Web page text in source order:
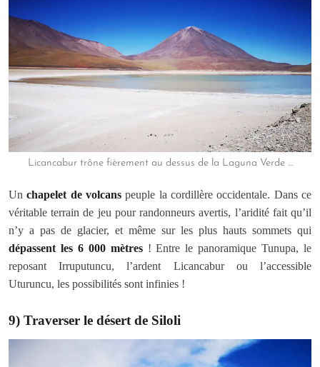
Licancabur trône fièrement au dessus de la Laguna Verde …
Unchapelet de volcans peuple la cordillère occidentale. Dans ce
véritable terrain de jeu pour randonneurs avertis, l’aridité fait qu’il
n’y a pas de glacier, et même sur les plus hauts sommets qui
dépassent les 6 000 mètres! Entre le panoramique Tunupa, le
reposant Irruputuncu, l’ardent Licancabur ou l’accessible
Uturuncu, les possibilités sont infinies !
9) Traverser le désert de Siloli